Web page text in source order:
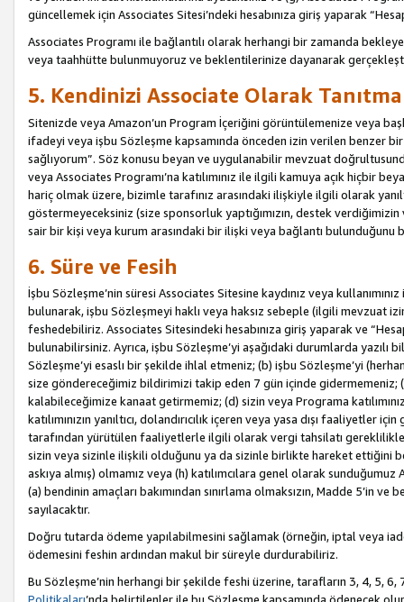
güncellemek için Associates Sitesi’ndeki hesabınıza giriş yaparak
Associates Programı ile bağlantılı olarak herhangi bir zamanda
veya taahhütte bulunmuyoruz ve beklentilerinize dayanarak
5. Kendinizi Associate Olarak
Sitenizde veya Amazon’un Program İçeriğini görüntülemenize veya
ifadeyi veya işbu Sözleşme kapsamında önceden izin verilen benzer
sağlıyorum”. Söz konusu beyan ve uygulanabilir mevzuat
veya Associates Programı’na katılımınız ile ilgili kamuya açık hiçbir
hariç olmak üzere, bizimle tarafınız arasındaki ilişkiyle ilgili olarak
göstermeyeceksiniz (size sponsorluk yaptığımızın, destek
sair bir kişi veya kurum arasındaki bir ilişki veya bağlantı bulunduğunu
6. Süre ve Fesih
İşbu Sözleşme’nin süresi Associates Sitesine kaydınız veya
bulunarak, işbu Sözleşmeyi haklı veya haksız sebeple (ilgili mevzuat
feshedebiliriz. Associates Sitesindeki hesabınıza giriş yaparak ve
bulunabilirsiniz. Ayrıca, işbu Sözleşme’yi aşağıdaki durumlarda yazılı
Sözleşme’yi esaslı bir şekilde ihlal etmeniz; (b) işbu Sözleşme’yi
size göndereceğimiz bildirimizi takip eden 7 gün içinde gidermemeniz;
kalabileceğimize kanaat getirmemiz; (d) sizin veya Programa
katılımınızın yanıltıcı, dolandırıcılık içeren veya yasa dışı
tarafından yürütülen faaliyetlerle ilgili olarak vergi tahsilatı
sizin veya sizinle ilişkili olduğunu ya da sizinle birlikte hareket ettiğini
askıya almış) olmamız veya (h) katılımcılara genel olarak
(a) bendinin amaçları bakımından sınırlama olmaksızın, Madde 5’in
sayılacaktır.
Doğru tutarda ödeme yapılabilmesini sağlamak (örneğin, iptal veya
ödemesini feshin ardından makul bir süreyle durdurabiliriz.
Bu Sözleşme’nin herhangi bir şekilde feshi üzerine, tarafların 3, 4, 5,
Politikaları’nda belirtilenler ile bu Sözleşme kapsamında ödenecek